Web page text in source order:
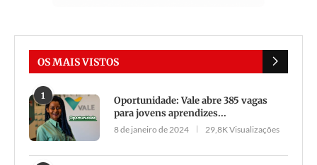
OS MAIS VISTOS
1
Oportunidade: Vale abre 385 vagas
para jovens aprendizes...
8 de janeiro de 2024 29,8K Visualizações